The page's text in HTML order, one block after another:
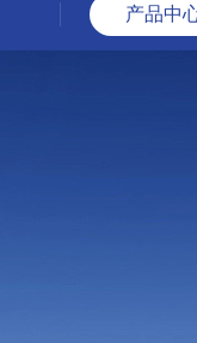
产品中